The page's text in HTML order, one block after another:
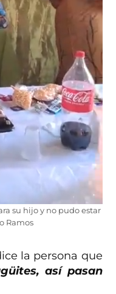
su hijo y no pudo estar
Ramos
la persona que
así pasan